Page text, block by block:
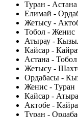
Туран - Астана
Елимай -
Жетысу -
Тобол - Женис
Атырау -
Кайсар -
Астана - Тобол
Жетысу -
Ордабасы -
Женис - Туран
Кайсар -
Актобе -
Туран -